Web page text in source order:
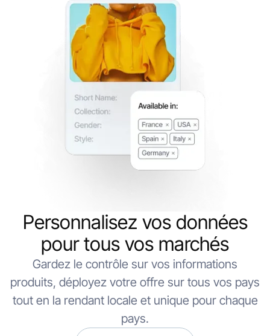
Personnalisez vos données
pour tous vos marchés
Gardez le contrôle sur vos informations
produits, déployez votre offre sur tous vos pays
tout en la rendant locale et unique pour chaque
pays.